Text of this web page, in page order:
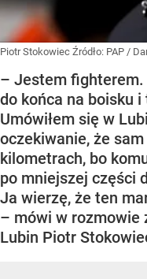
Piotr Stokowiec Źródło: PAP /
– Jestem fighterem.
do końca na boisku
Umówiłem się w
oczekiwanie, że
kilometrach, bo
po mniejszej części
Ja wierzę, że ten
– mówi w rozmowie
Lubin Piotr